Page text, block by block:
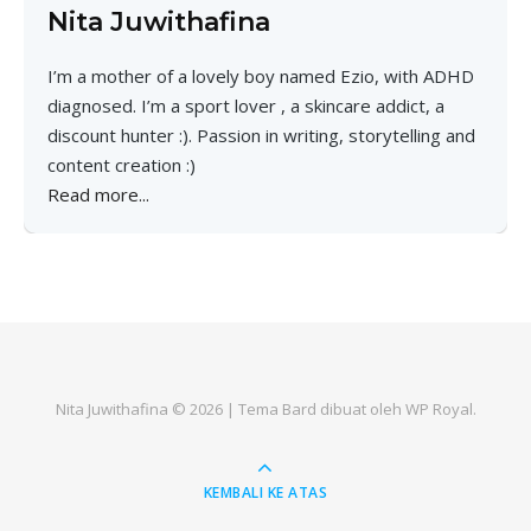
Nita Juwithafina
I’m a mother of a lovely boy named Ezio, with ADHD
diagnosed. I’m a sport lover , a skincare addict, a
discount hunter :). Passion in writing, storytelling and
content creation :)
Read more...
Nita Juwithafina © 2026 | Tema Bard dibuat oleh WP Royal.
KEMBALI KE ATAS